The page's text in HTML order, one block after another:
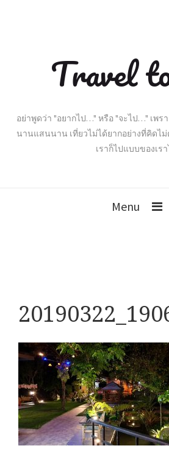
Travel
อย่าพูดว่า "อยากไป…" หรือ "จะไป…" เพ
นานแสนนาน เที่ยวไม่ได้ยากอย่างที่คิดไ
เราก็ไปแบบของเร
Menu